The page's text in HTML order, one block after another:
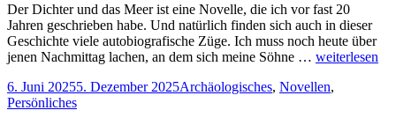
Der Dichter und das Meer ist eine Novelle, die ich vor fast 20
Jahren geschrieben habe. Und natürlich finden sich auch in dieser
Geschichte viele autobiografische Züge. Ich muss noch heute über
jenen Nachmittag lachen, an dem sich meine Söhne … weiterlesen
Veröffentlicht
am
6. Juni 20255. Dezember 2025Kategorien
Archäologisches, Novellen,
Persönliches